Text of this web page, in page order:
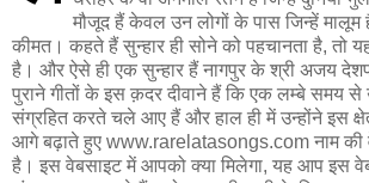
मौजूद हैं केवल उन लोगों के पास जिन्हें मालूम
कीमत। कहते हैं सुन्हार ही सोने को पहचानता है, तो
है। और ऐसे ही एक सुन्हार हैं नागपुर के श्री अजय
पुराने गीतों के इस क़दर दीवाने हैं कि एक लम्बे समय से
संग्रहित करते चले आए हैं और हाल ही में उन्होंने इस
आगे बढ़ाते हुए www.rarelatasongs.com नाम की
है। इस वेबसाइट में आपको क्या मिलेगा, यह आप इस